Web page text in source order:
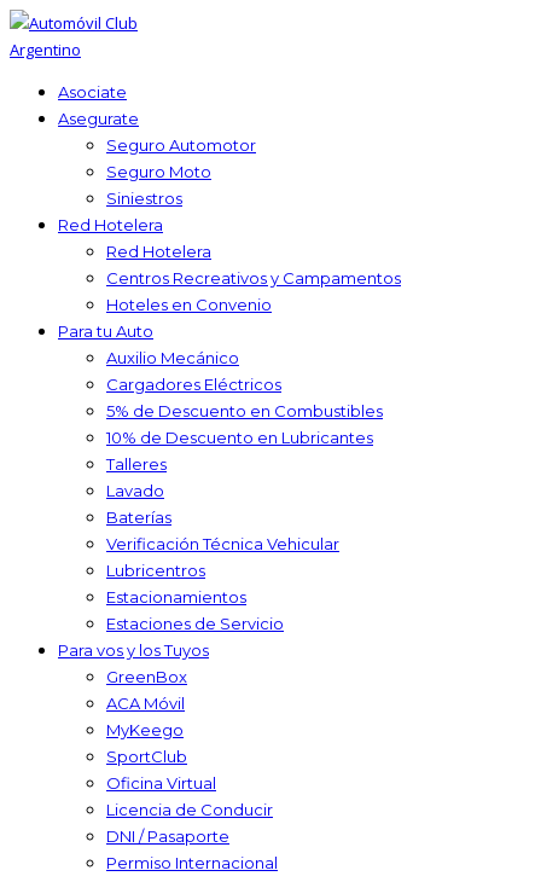
Asociate
Asegurate
Seguro Automotor
Seguro Moto
Siniestros
Red Hotelera
Red Hotelera
Centros Recreativos y Campamentos
Hoteles en Convenio
Para tu Auto
Auxilio Mecánico
Cargadores Eléctricos
5% de Descuento en Combustibles
10% de Descuento en Lubricantes
Talleres
Lavado
Baterías
Verificación Técnica Vehicular
Lubricentros
Estacionamientos
Estaciones de Servicio
Para vos y los Tuyos
GreenBox
ACA Móvil
MyKeego
SportClub
Oficina Virtual
Licencia de Conducir
DNI / Pasaporte
Permiso Internacional